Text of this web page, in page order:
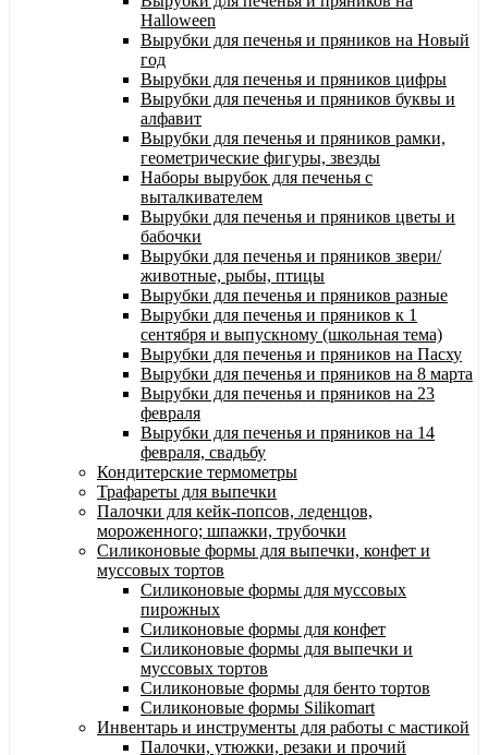
Halloween
Вырубки для печенья и пряников на Новый
год
Вырубки для печенья и пряников цифры
Вырубки для печенья и пряников буквы и
алфавит
Вырубки для печенья и пряников рамки,
геометрические фигуры, звезды
Наборы вырубок для печенья с
выталкивателем
Вырубки для печенья и пряников цветы и
бабочки
Вырубки для печенья и пряников звери/
животные, рыбы, птицы
Вырубки для печенья и пряников разные
Вырубки для печенья и пряников к 1
сентября и выпускному (школьная тема)
Вырубки для печенья и пряников на Пасху
Вырубки для печенья и пряников на 8 марта
Вырубки для печенья и пряников на 23
февраля
Вырубки для печенья и пряников на 14
февраля, свадьбу
Кондитерские термометры
Трафареты для выпечки
Палочки для кейк-попсов, леденцов,
мороженного; шпажки, трубочки
Силиконовые формы для выпечки, конфет и
муссовых тортов
Силиконовые формы для муссовых
пирожных
Силиконовые формы для конфет
Силиконовые формы для выпечки и
муссовых тортов
Силиконовые формы для бенто тортов
Силиконовые формы Silikomart
Инвентарь и инструменты для работы с мастикой
Палочки, утюжки, резаки и прочий